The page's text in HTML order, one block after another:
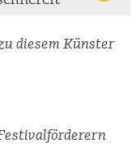
diesem Künster